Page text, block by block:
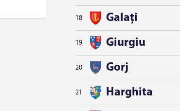
18 Galați
19 Giurgiu
20 Gorj
21 Harghita